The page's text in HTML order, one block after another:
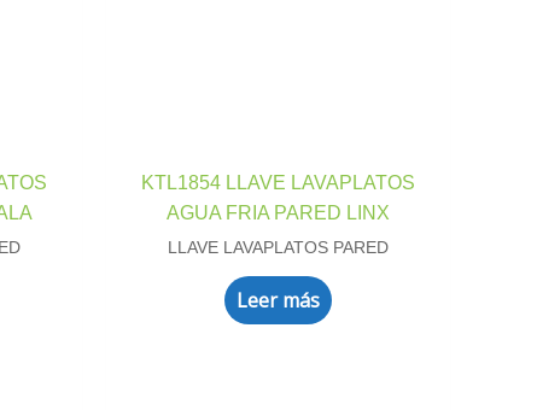
KTL1854 LLAVE LAVAPLATOS
AGUA FRIA PARED LINX
LLAVE LAVAPLATOS PARED
Leer más